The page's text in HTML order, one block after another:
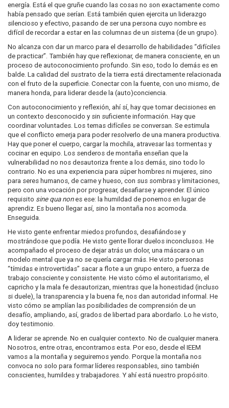
energía. Está el que gruñe cuando las cosas no son exactamente como
había pensado que serían. Está también quien ejercita un liderazgo
silencioso y efectivo, pasando de ser una persona cuyo nombre es
difícil de recordar a estar en las columnas de un sistema (de un grupo).
No alcanza con dar un marco para el desarrollo de habilidades “difíciles
de practicar”. También hay que reflexionar, de manera consciente, en un
proceso de autoconocimiento profundo. Sin eso, todo lo demás es en
balde. La calidad del sustrato de la tierra está directamente relacionada
con el fruto de la superficie. Conectar con la fuente, con uno mismo, de
manera honda, para liderar desde la (auto)conciencia.
Con autoconocimiento y reflexión, ahí sí, hay que tomar decisiones en
un contexto desconocido y sin suficiente información. Hay que
coordinar voluntades. Los temas difíciles se conversan. Se estimula
que el conflicto emerja para poder resolverlo de una manera productiva.
Hay que poner el cuerpo, cargar la mochila, atravesar las tormentas y
cocinar en equipo. Los senderos de montaña enseñan que la
vulnerabilidad no nos desautoriza frente a los demás, sino todo lo
contrario. No es una experiencia para súper hombres ni mujeres, sino
para seres humanos, de carne y hueso, con sus sombras y limitaciones,
pero con una vocación por progresar, desafiarse y aprender. El único
requisito sine qua nones ese: la humildad de ponernos en lugar de
aprendiz. Es bueno llegar así, sino la montaña nos acomoda.
Enseguida.
He visto gente enfrentar miedos profundos, desafiándose y
mostrándose que podía. He visto gente llorar duelos inconclusos. He
acompañado el proceso de dejar atrás un dolor, una máscara o un
modelo mental que ya no se quería cargar más. He visto personas
“tímidas e introvertidas” sacar a flote a un grupo entero, a fuerza de
trabajo consciente y consistente. He visto cómo el autoritarismo, el
capricho y la mala fe desautorizan, mientras que la honestidad (incluso
si duele), la transparencia y la buena fe, nos dan autoridad informal. He
visto cómo se amplían las posibilidades de comprensión de un
desafío, ampliando, así, grados de libertad para abordarlo. Lo he visto,
doy testimonio.
A liderar se aprende. No en cualquier contexto. No de cualquier manera.
Nosotros, entre otras, encontramos esta. Por eso, desde el IEEM
vamos a la montaña y seguiremos yendo. Porque la montaña nos
convoca no solo para formar líderes responsables, sino también
conscientes, humildes y trabajadores. Y ahí está nuestro propósito.